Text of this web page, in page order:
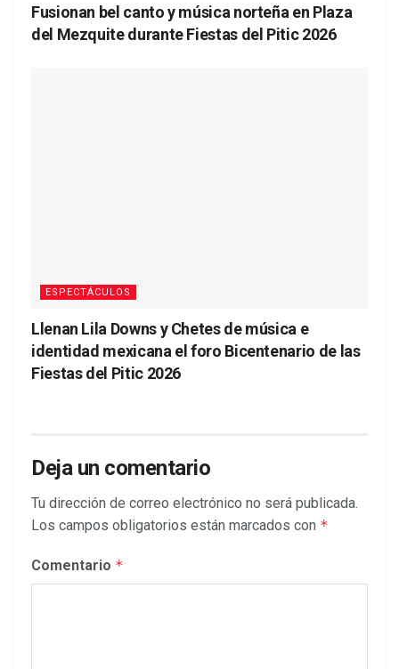
Fusionan bel canto y música norteña en Plaza
del Mezquite durante Fiestas del Pitic 2026
ESPECTÁCULOS
Llenan Lila Downs y Chetes de música e
identidad mexicana el foro Bicentenario de las
Fiestas del Pitic 2026
Deja un comentario
Tu dirección de correo electrónico no será publicada.
Los campos obligatorios están marcados con *
Comentario *